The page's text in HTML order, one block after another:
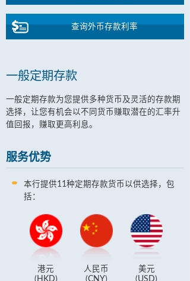
查询外币存款利率
一般定期存款
一般定期存款为您提供多种货币及灵活的存款期
选择，让您有机会以不同货币赚取潜在的汇率升
值回报，赚取更高利息。
服务优势
本行提供11种定期存款货币以供选择，包
括：
港元
(HKD)
人民币
(CNY)
美元
(USD)